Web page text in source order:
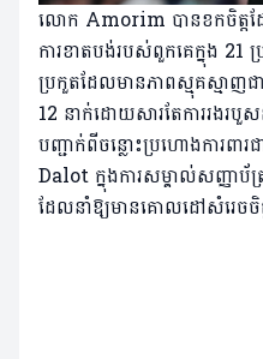
លោក Amorim បានខកចិត្តដ
ការខាតបង់របស់ពួកគេក្នុង 21
ប្រកួតដែលមានភាពស្មុគស្មាញ
12 នាក់ដោយសារតែការរងរ
បញ្ជាក់ពីចន្លោះប្រហោងការព
Dalot ក្នុងការសម្គាល់សញ្ញ
ដែលនាំឱ្យមានគោលដៅសំរេ